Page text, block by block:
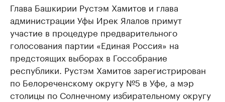
Глава Башкирии Рустэм Хамитов и глава
администрации Уфы Ирек Ялалов примут
участие в процедуре предварительного
голосования партии «Единая Россия» на
предстоящих выборах в Госсобрание
республики. Рустэм Хамитов зарегистрирован
по Белореченскому округу №5 в Уфе, а мэр
столицы по Солнечному избирательному округу